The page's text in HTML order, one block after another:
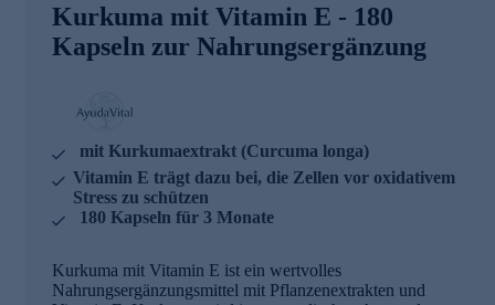
Kurkuma mit Vitamin E - 180
Kapseln zur Nahrungsergänzung
mit Kurkumaextrakt (Curcuma longa)
Vitamin E trägt dazu bei, die Zellen vor oxidativem
Stress zu schützen
180 Kapseln für 3 Monate
Kurkuma mit Vitamin E ist ein wertvolles
Nahrungsergänzungsmittel mit Pflanzenextrakten und